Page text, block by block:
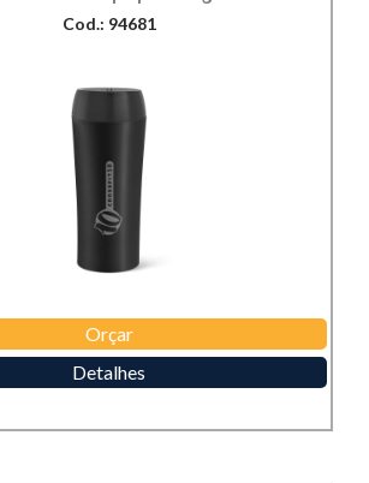
Cod.: 94681
Orçar
Detalhes